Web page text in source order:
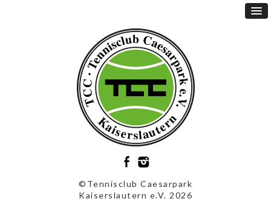
©Tennisclub Caesarpark
Kaiserslautern e.V. 2026